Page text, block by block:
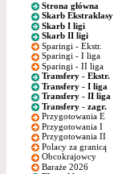
Strona główna
Skarb Ekstraklasy
Skarb I ligi
Skarb II ligi
Sparingi - Ekstr.
Sparingi - I liga
Sparingi - II liga
Transfery - Ekstr.
Transfery - I liga
Transfery - II liga
Transfery - zagr.
Przygotowania E
Przygotowania I
Przygotowania II
Polacy za granicą
Obcokrajowcy
Baraże 2026